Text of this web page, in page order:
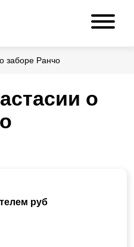
заборе Ранчо
о
руб